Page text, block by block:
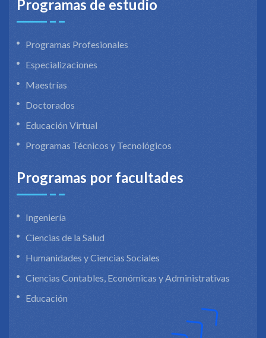
Programas de estudio
Programas Profesionales
Especializaciones
Maestrías
Doctorados
Educación Virtual
Programas Técnicos y Tecnológicos
Programas por facultades
Ingeniería
Ciencias de la Salud
Humanidades y Ciencias Sociales
Ciencias Contables, Económicas y Administrativas
Educación